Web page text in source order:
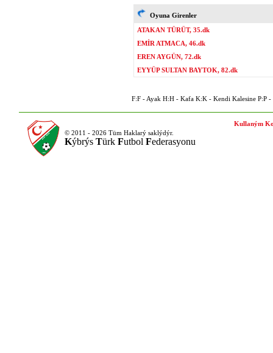
Oyuna Girenler
ATAKAN TÜRÜT, 35.dk
EMİR ATMACA, 46.dk
EREN AYGÜN, 72.dk
EYYÜP SULTAN BAYTOK, 82.dk
F:F - Ayak H:H - Kafa K:K - Kendi Kalesine P:P -
© 2011 - 2026 Tüm Haklarý saklýdýr.
Kýbrýs Türk Futbol Federasyonu
Kullaným